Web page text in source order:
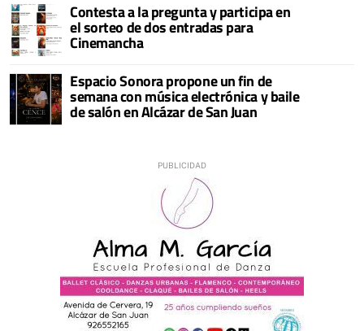
Contesta a la pregunta y participa en
el sorteo de dos entradas para
Cinemancha
Espacio Sonora propone un fin de
semana con música electrónica y baile
de salón en Alcázar de San Juan